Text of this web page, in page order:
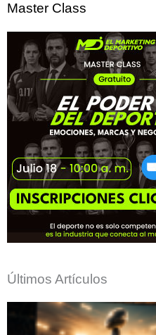
Master Class
Últimos Artículos